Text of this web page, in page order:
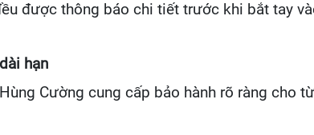
được thông báo chi tiết trước khi bắt tay
hạn
Cường cung cấp bảo hành rõ ràng cho